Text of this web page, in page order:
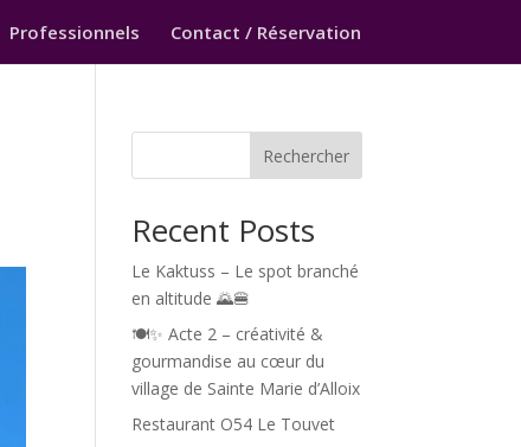
Professionnels Contact / Réservation
Rechercher
Recent Posts
Le Kaktuss – Le spot branché
en altitude 🌄🍔
🍽️✨ Acte 2 – créativité &
gourmandise au cœur du
village de Sainte Marie d’Alloix
Restaurant O54 Le Touvet